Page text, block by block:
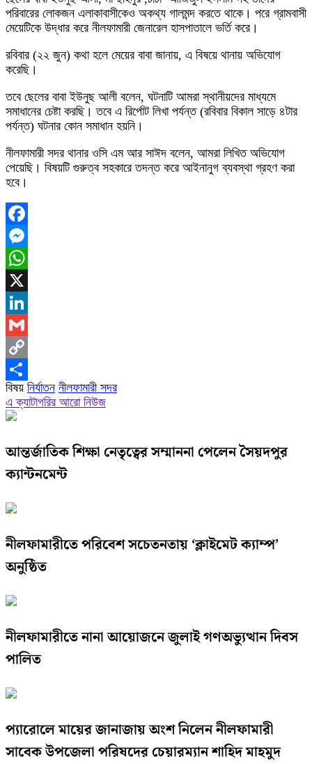
পরিবারের লোকজন এলাকাবাসীকেও অকথ্য গালমন্দ করতে থাকে। পরে গ্রামবাসী
মেয়েটিকে উদ্ধার করে নীলফামারী জেনারেল হাসপাতালে ভর্তি করে।
রবিবার (২২ জুন) কথা হলে মেয়ের বাবা জানায়, এ বিষয়ে থানায় অভিযোগ
করেছি।
তবে ছেলের বাবা ইউনুছ আলী বলেন, ঘটনাটি আমরা স্থানীয়দের মাধ্যমে
সমাধানের চেষ্টা করছি। তবে এ রির্পোট লিখা পর্যন্ত (রবিবার বিকাল সাড়ে ৪টার
পর্যন্ত) ঘটনার কোন সমাধান হয়নি।
নীলফামারী সদর থানার ওসি এম আর সাঈদ বলেন, আমরা লিখিত অভিযোগ
পেয়েছি। বিষয়টি গুরুত্ব সহকারে তদন্ত করে আইনানুগ ব্যবস্থা গ্রহণ করা
হবে।
Facebook
Messenger
WhatsApp
X
LinkedIn
Gmail
Copy
Link
Share
বিষয় নির্যাতন নীলফামারী সদর
এ ক্যাটাগরির আরো নিউজ
আন্তর্জাতিক শিক্ষা নেতৃত্বের সম্মাননা পেলেন সৈয়দপুর
ক্যান্টনমেন্ট
নীলফামারীতে পরিবেশ সচেতনতায় ‘ক্লাইমেট ক্যাম্প’
অনুষ্ঠিত
নীলফামারীতে নানা আয়োজনে জুলাই গণঅভ্যুত্থান দিবস
পালিত
প্যারোলে মায়ের জানাজায় অংশ নিলেন নীলফামারী
সাবেক উপজেলা পরিষদের চেয়ারম্যান শাহিদ মাহমুদ